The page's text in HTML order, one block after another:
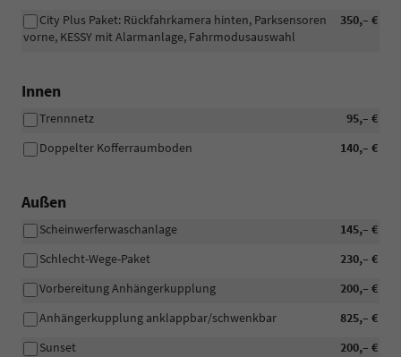
350,– €
City Plus Paket: Rückfahrkamera hinten, Parksensoren
vorne, KESSY mit Alarmanlage, Fahrmodusauswahl
Innen
95,– €
Trennnetz
140,– €
Doppelter Kofferraumboden
Außen
145,– €
Scheinwerferwaschanlage
230,– €
Schlecht-Wege-Paket
200,– €
Vorbereitung Anhängerkupplung
825,– €
Anhängerkupplung anklappbar/schwenkbar
200,– €
Sunset